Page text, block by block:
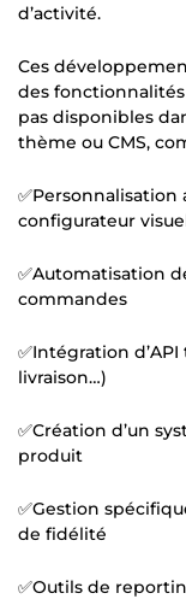
d’activité.
Ces
des
pas disponibles
thème ou CMS,
configurateur
✅Automatisation
commandes
✅Intégration d’API
livraison…)
✅Création d’un
produit
✅Gestion
de fidélité
✅Outils de